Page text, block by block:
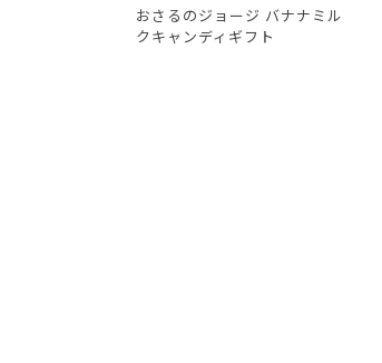
おさるのジョージ バナナミル
クキャンディギフト